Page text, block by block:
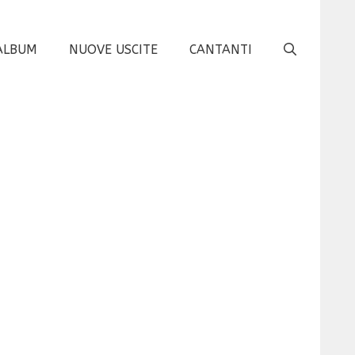
NUOVE USCITE CANTANTI